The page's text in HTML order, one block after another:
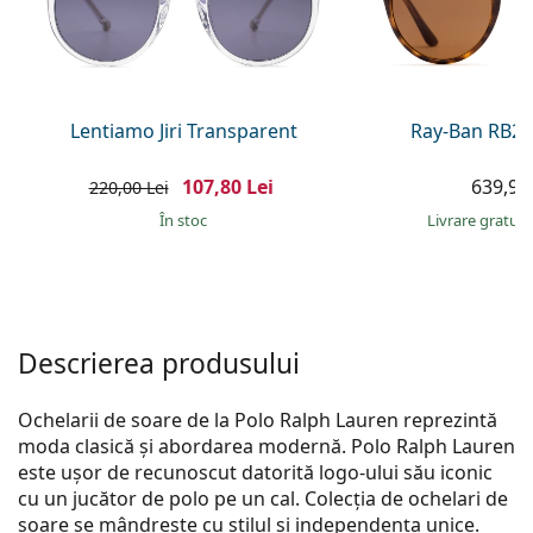
Persol
Prada
Lentiamo Jiri Transparent
220,00 Lei 107,80 Lei
În stoc
Ray-Ban
Livrare
Descrierea produsului
Ochelarii de soare de la Polo Ralph Lauren reprezintă
moda clasică și abordarea modernă. Polo Ralph Lauren
este ușor de recunoscut datorită logo-ului său iconic
cu un jucător de polo pe un cal. Colecția de ochelari de
soare se mândrește cu stilul și independența unice.